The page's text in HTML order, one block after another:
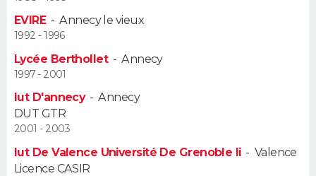
Alimentation
Guide de la santé
Maladies
Médicaments
Sommeil
VOYAGE
Destinations
City break
Voyage nature
Voyage de noces
Forum
Climat
+
PHOTO
GUIDES D'ACHAT
BONS PLANS
CARTE DE VOEUX
EVIRE-Annecy le vieux
1992 - 1996
Lycée Berthollet-Annecy
1997 - 2001
Iut D'annecy-Annecy
DUT GTR
2001 - 2003
Iut De Valence Université De Grenoble Ii- Valence
Licence CASIR